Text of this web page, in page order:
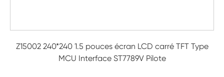
Z15002 240*240 1.5 pouces écran LCD carré TFT Type
MCU Interface ST7789V Pilote